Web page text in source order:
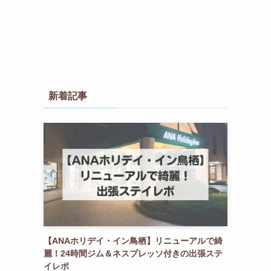
新着記事
【ANAホリデイ・イン鳥栖】リニューアルで綺
麗！24時間ジム＆ネスプレッソ付きの出張ステ
イレポ